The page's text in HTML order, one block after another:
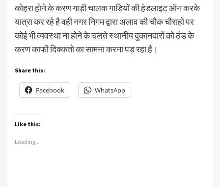
कोहरा होने के करण गाड़ी चालक गाड़ियों की हेडलाइट ऑन करके
यात्रा कर रहे है वही नगर निगम द्वारा अलाव की चौक चौराहो पर
कोई भी व्यवस्था ना होने के चलते स्थानीय दुकानदारों को ठंड के
करण काफी दिक्कतो का सामना करना पड़ रहा है।
Share this:
Facebook WhatsApp
Like this:
Loading...